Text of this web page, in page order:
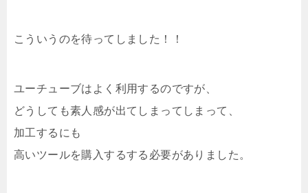
こういうのを待ってしました！！
ユーチューブはよく利用するのですが、
どうしても素人感が出てしまってしまって、
加工するにも
高いツールを購入するする必要がありました。